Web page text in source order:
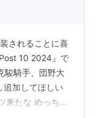
されることに喜
10 2024』で
駿騎手、団野大
追加してほしい
来たな めっちゃ